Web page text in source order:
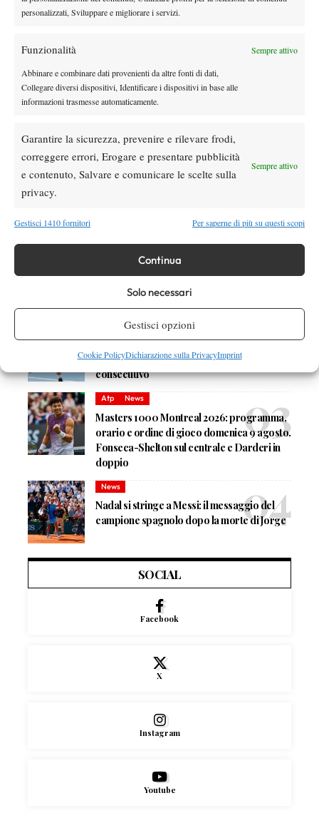
personalizzati, Sviluppare e migliorare i servizi.
Funzionalità Sempre attivo
Abbinare e combinare dati provenienti da altre fonti di dati,
Collegare diversi dispositivi, Identificare i dispositivi in base alle
informazioni trasmesse automaticamente.
Garantire la sicurezza, prevenire e rilevare frodi,
correggere errori, Erogare e presentare pubblicità
e contenuto, Salvare e comunicare le scelte sulla
privacy.
Sempre attivo
Gestisci 1410 fornitori Per saperne di più su questi scopi
Continua
Solo necessari
Gestisci opzioni
Cookie PolicyDichiarazione sulla PrivacyImprint
Nessun commento
Devi essereconnessoper inviare un commento.
DI TENDENZA
Rinderknech interrotta, slittano anche
Jodar-Lehecka e Fils-Norrie
News
Masters 1000 Montreal 2026: Darderi
ottiene il secondo quarto di finale 1000
consecutivo
Atp News
Masters 1000 Montreal 2026: programma,
orario e ordine di gioco domenica 9 agosto.
Fonseca-Shelton sul centrale e Darderi in
doppio
News
Nadal si stringe a Messi: il messaggio del
campione spagnolo dopo la morte di Jorge
SOCIAL
Facebook
X
Instagram
Youtube